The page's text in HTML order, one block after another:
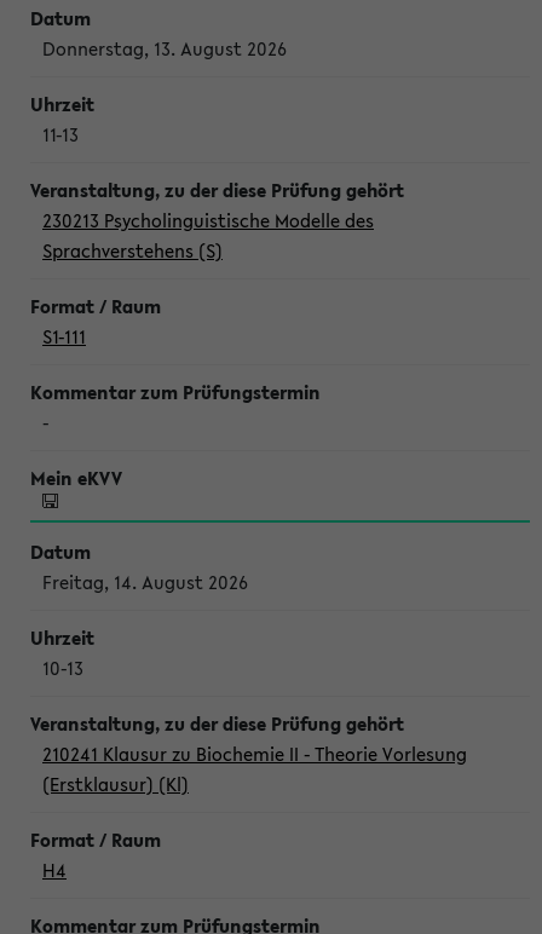
Donnerstag, 13. August 2026
11-13
230213 Psycholinguistische Modelle des
Sprachverstehens (S)
S1-111
-
Freitag, 14. August 2026
10-13
210241 Klausur zu Biochemie II - Theorie Vorlesung
(Erstklausur) (Kl)
H4